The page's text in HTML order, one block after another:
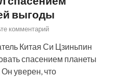
выгоды
комментарий
Китая Си Цзиньпин
спасением планеты
уверен, что